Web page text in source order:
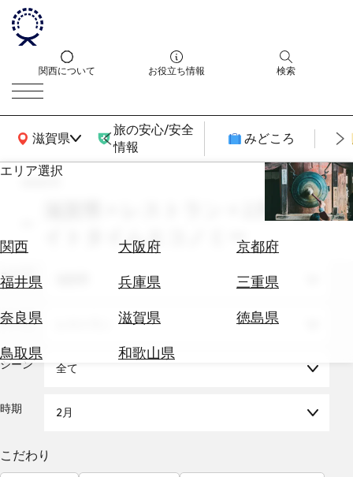
関西について お役立ち情報 検索
滋賀県
関西広域MAP
旅の安心/安全
情報
みどころ
エリア選択
関西 大阪府
京都府
福井県
兵庫県
三重県
奈良県
滋賀県
徳島県
鳥取県
和歌山県
エ
券
テ
を
る
気
search
滋賀県 × レストラン × 2月 × ナ
イトタイムエコノミー
エリア
テーマ
シーン 全て
時期 2月
こだわり